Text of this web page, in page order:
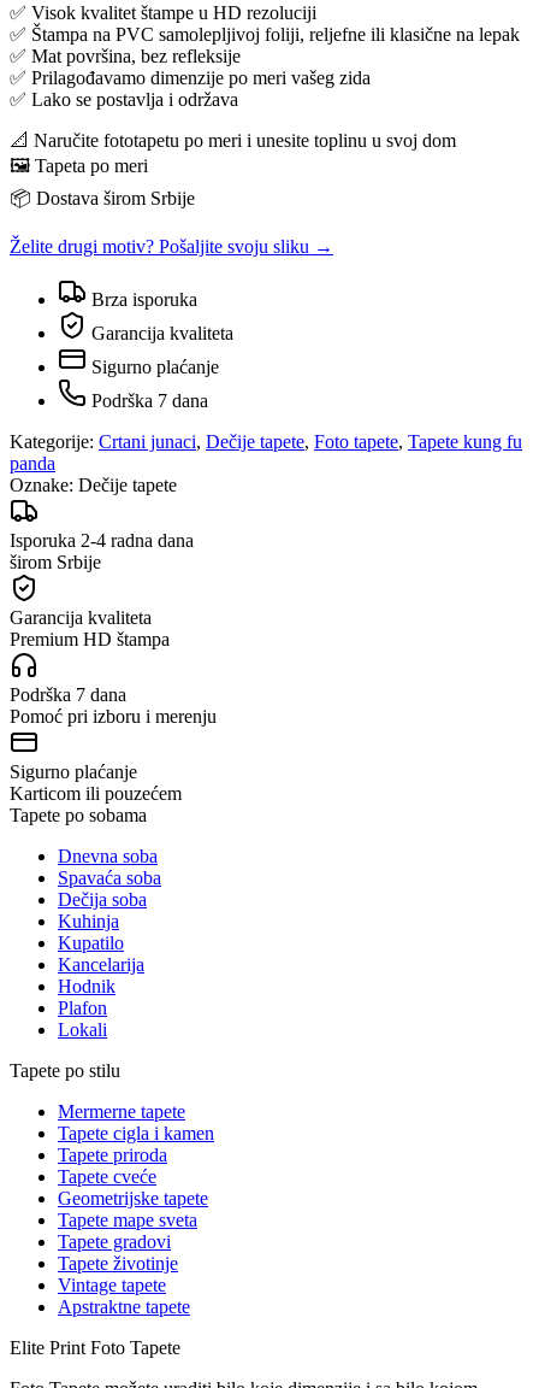
✅ Visok kvalitet štampe u HD rezoluciji
✅ Štampa na PVC samolepljivoj foliji, reljefne ili klasične na lepak
✅ Mat površina, bez refleksije
✅ Prilagođavamo dimenzije po meri vašeg zida
✅ Lako se postavlja i održava
📐 Naručite fototapetu po meri i unesite toplinu u svoj dom
🖼️ Tapeta po meri
📦 Dostava širom Srbije
Želite drugi motiv? Pošaljite svoju sliku →
Brza isporuka
Garancija kvaliteta
Sigurno plaćanje
Podrška 7 dana
Kategorije: Crtani junaci, Dečije tapete, Foto tapete, Tapete kung fu
panda
Oznake: Dečije tapete
Isporuka 2-4 radna dana
širom Srbije
Garancija kvaliteta
Premium HD štampa
Podrška 7 dana
Pomoć pri izboru i merenju
Sigurno plaćanje
Karticom ili pouzećem
Tapete po sobama
Dnevna soba
Spavaća soba
Dečija soba
Kuhinja
Kupatilo
Kancelarija
Hodnik
Plafon
Lokali
Tapete po stilu
Mermerne tapete
Tapete cigla i kamen
Tapete priroda
Tapete cveće
Geometrijske tapete
Tapete mape sveta
Tapete gradovi
Tapete životinje
Vintage tapete
Apstraktne tapete
Elite Print Foto Tapete